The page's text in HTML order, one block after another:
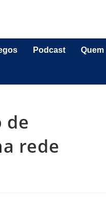
Podcast
de
rede